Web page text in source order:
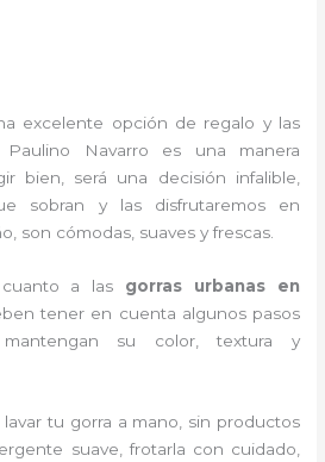
excelente opción de regalo y las
Paulino Navarro es una manera
bien, será una decisión infalible,
sobran y las disfrutaremos en
son cómodas, suaves y frescas.
a las gorras urbanas en
tener en cuenta algunos pasos
su color, textura y
tu gorra a mano, sin productos
suave, frotarla con cuidado,